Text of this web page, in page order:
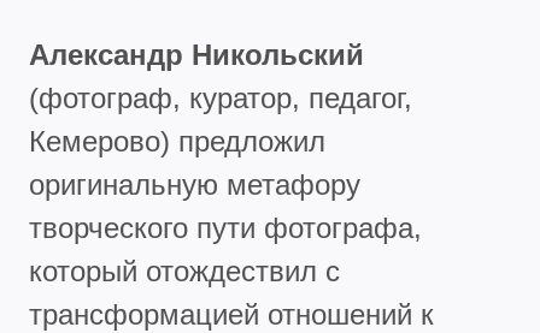
Александр Никольский
(фотограф, куратор, педагог,
Кемерово) предложил
оригинальную метафору
творческого пути фотографа,
который отождествил с
трансформацией отношений к